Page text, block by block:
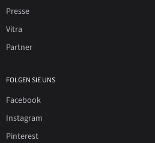
Presse
Vitra
Partner
FOLGEN SIE UNS
Facebook
Instagram
Pinterest